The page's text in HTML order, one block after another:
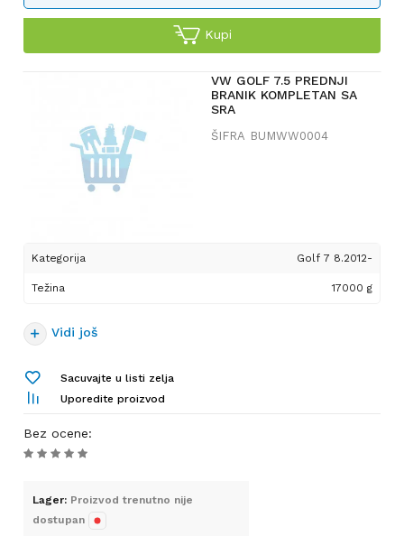
Kupi
VW GOLF 7.5 PREDNJI
BRANIK KOMPLETAN SA
SRA
ŠIFRA BUMWW0004
Kategorija Golf 7 8.2012-
Težina 17000 g
Vidi još
Sacuvajte u listi zelja
Uporedite proizvod
Bez ocene:
Lager: Proizvod trenutno nije
dostupan